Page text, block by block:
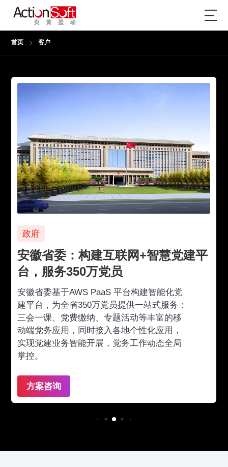
首页 客户
政府
安徽省委：构建互联网+智慧党建平
台，服务350万党员
安徽省委基于AWS PaaS 平台构建智能化党
建平台，为全省350万党员提供一站式服务：
三会一课、党费缴纳、专题活动等丰富的移
动端党务应用，同时接入各地个性化应用，
实现党建业务智能开展，党务工作动态全局
掌控。
方案咨询